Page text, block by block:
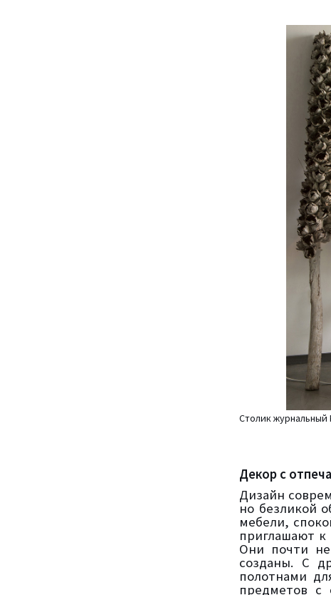
Столик журнальный
Декор с
Дизайн
но безликой
мебели,
приглашают к
Они почти
созданы. С
полотнами
предметов с